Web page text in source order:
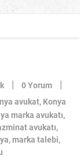
| 0 Yorum |
avukat, Konya
marka avukatı,
avukatı,
,marka talebi,